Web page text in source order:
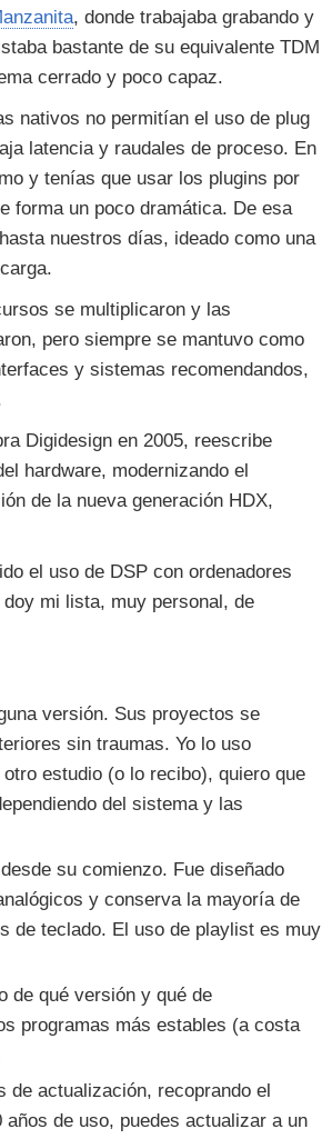
, donde trabajaba grabando y
bastante de su equivalente TDM
cerrado y poco capaz.
nativos no permitían el uso de plug
latencia y raudales de proceso. En
y tenías que usar los plugins por
forma un poco dramática. De esa
nuestros días, ideado como una
se multiplicaron y las
pero siempre se mantuvo como
y sistemas recomendandos,
Digidesign en 2005, reescribe
hardware, modernizando el
de la nueva generación HDX,
el uso de DSP con ordenadores
mi lista, muy personal, de
versión. Sus proyectos se
sin traumas. Yo lo uso
estudio (o lo recibo), quiero que
del sistema y las
su comienzo. Fue diseñado
y conserva la mayoría de
de teclado. El uso de playlist es muy
de qué versión y qué de
programas más estables (a costa
de actualización, recoprando el
de uso, puedes actualizar a un